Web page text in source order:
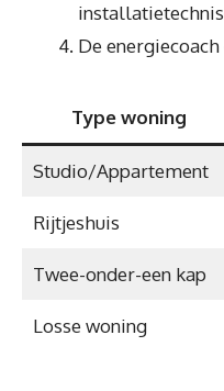
De
Type woning
Studio/Appartement
Rijtjeshuis
Twee-onder-een kap
Losse woning